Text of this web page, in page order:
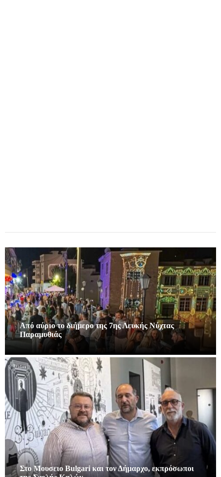
Από αύριο το διήμερο της 7ης Λευκής Νύχτας
Παραμυθιάς
Στο Μουσειο Bulgari και τον Δήμαρχο, εκπρόσωποι